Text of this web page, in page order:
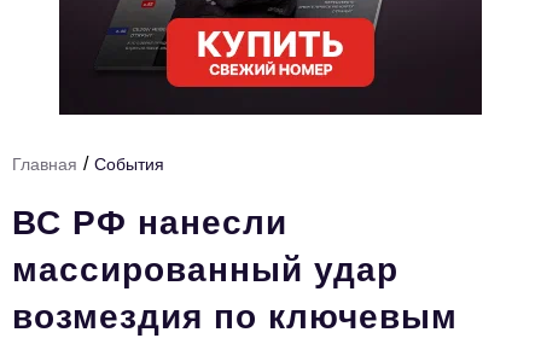
Ниши и рынки
Технологии и тренды
HR
Персона номера
Юридический практикум
Главная / События
ВС РФ нанесли
массированный удар
возмездия по ключевым